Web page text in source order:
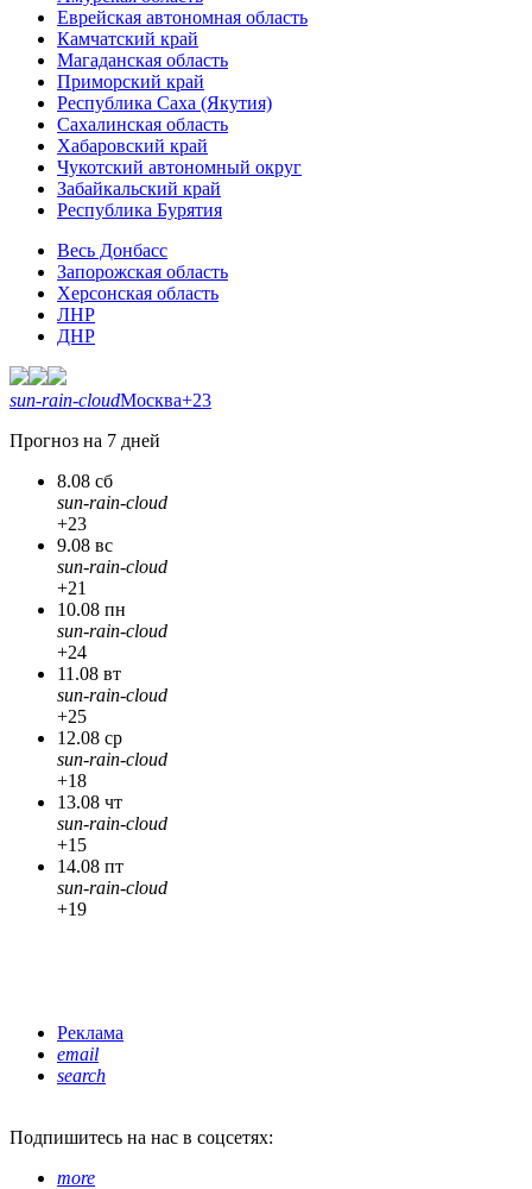
Еврейская автономная область
Камчатский край
Магаданская область
Приморский край
Республика Саха (Якутия)
Сахалинская область
Хабаровский край
Чукотский автономный округ
Забайкальский край
Республика Бурятия
Весь Донбасс
Запорожская область
Херсонская область
ЛНР
ДНР
sun-rain-cloudМосква+23
Прогноз на 7 дней
8.08 сб
sun-rain-cloud
+23
9.08 вс
sun-rain-cloud
+21
10.08 пн
sun-rain-cloud
+24
11.08 вт
sun-rain-cloud
+25
12.08 ср
sun-rain-cloud
+18
13.08 чт
sun-rain-cloud
+15
14.08 пт
sun-rain-cloud
+19
Реклама
email
search
Подпишитесь на нас в соцсетях:
more